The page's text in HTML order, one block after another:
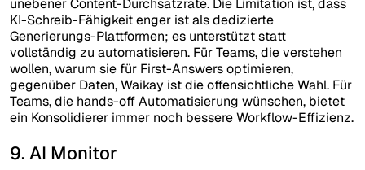
unebener Content-Durchsatzrate. Die Limitation ist, dass
KI-Schreib-Fähigkeit enger ist als dedizierte
Generierungs-Plattformen; es unterstützt statt
vollständig zu automatisieren. Für Teams, die verstehen
wollen, warum sie für First-Answers optimieren,
gegenüber Daten, Waikay ist die offensichtliche Wahl. Für
Teams, die hands-off Automatisierung wünschen, bietet
ein Konsolidierer immer noch bessere Workflow-Effizienz.
9. AI Monitor